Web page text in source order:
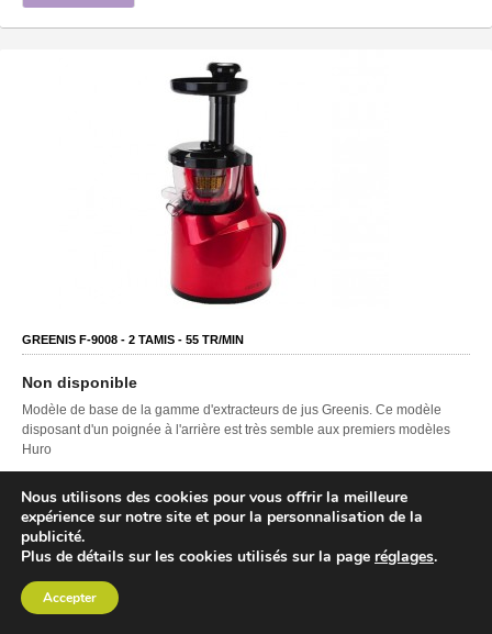
GREENIS F-9008 - 2 TAMIS - 55 TR/MIN
Non disponible
Modèle de base de la gamme d'extracteurs de jus Greenis. Ce modèle
disposant d'un poignée à l'arrière est très semble aux premiers modèles
Huro
VOIR FICHE COMPLÈTE AVIS COMPARER PRIX
ACCESSOIRES
Nous utilisons des cookies pour vous offrir la meilleure
expérience sur notre site et pour la personnalisation de la
publicité.
Plus de détails sur les cookies utilisés sur la page réglages.
Accepter